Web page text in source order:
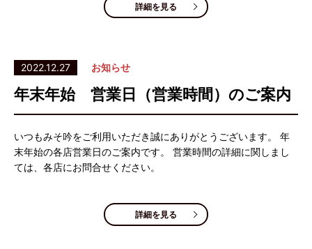
詳細を見る
2022.12.27 お知らせ
年末年始 営業日（営業時間）のご案内
いつもみそ吟をご利用いただき誠にありがとうございます。 年
末年始の各店営業日のご案内です。 営業時間の詳細に関しまし
ては、各店にお問合せください。
詳細を見る